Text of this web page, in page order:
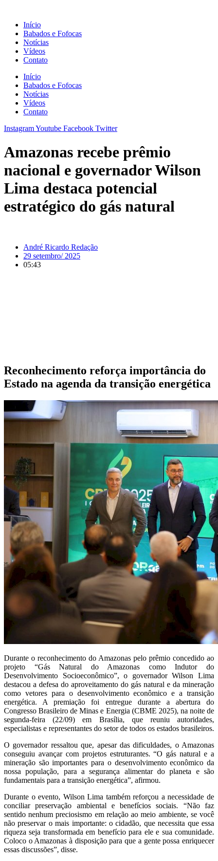
conteúdo
Início
Babados e Fofocas
Notícias
Vídeos
Contato
Início
Babados e Fofocas
Notícias
Vídeos
Contato
InstagramYoutube Facebook Twitter
Amazonas recebe prêmio
nacional e governador Wilson
Lima destaca potencial
estratégico do gás natural
André Ricardo Redação
29 setembro/ 2025
05:43
Reconhecimento reforça importância do
Estado na agenda da transição energética
Durante o reconhecimento do Amazonas pelo prêmio concedido ao
projeto “Gás Natural do Amazonas como Indutor do
Desenvolvimento Socioeconômico”, o governador Wilson Lima
destacou a defesa do aproveitamento do gás natural e da mineração
como vetores para o desenvolvimento econômico e a transição
energética. A premiação foi entregue durante a abertura do
Congresso Brasileiro de Minas e Energia (CBME 2025), na noite de
segunda-feira (22/09) em Brasília, que reuniu autoridades,
especialistas e representantes do setor de todos os estados brasileiros.
O governador ressaltou que, apesar das dificuldades, o Amazonas
conseguiu avançar com projetos estruturantes. “O gás natural e a
mineração são importantes para o desenvolvimento econômico da
nossa população, para a segurança alimentar do planeta e são
fundamentais para a transição energética”, afirmou.
Durante o evento, Wilson Lima também reforçou a necessidade de
conciliar preservação ambiental e benefícios sociais. “Não faz
sentido nenhum preciosismo em relação ao meio ambiente, se você
não preservar o mais importante: o cidadão, que necessita que essa
riqueza seja transformada em benefício para ele e sua comunidade.
Coloco o Amazonas à disposição para que a gente possa enriquecer
essas discussões”, disse.